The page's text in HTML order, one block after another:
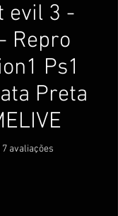
evil 3 -
Repro
Ps1
Preta
5.0 de 5 estrelas
7 avaliações